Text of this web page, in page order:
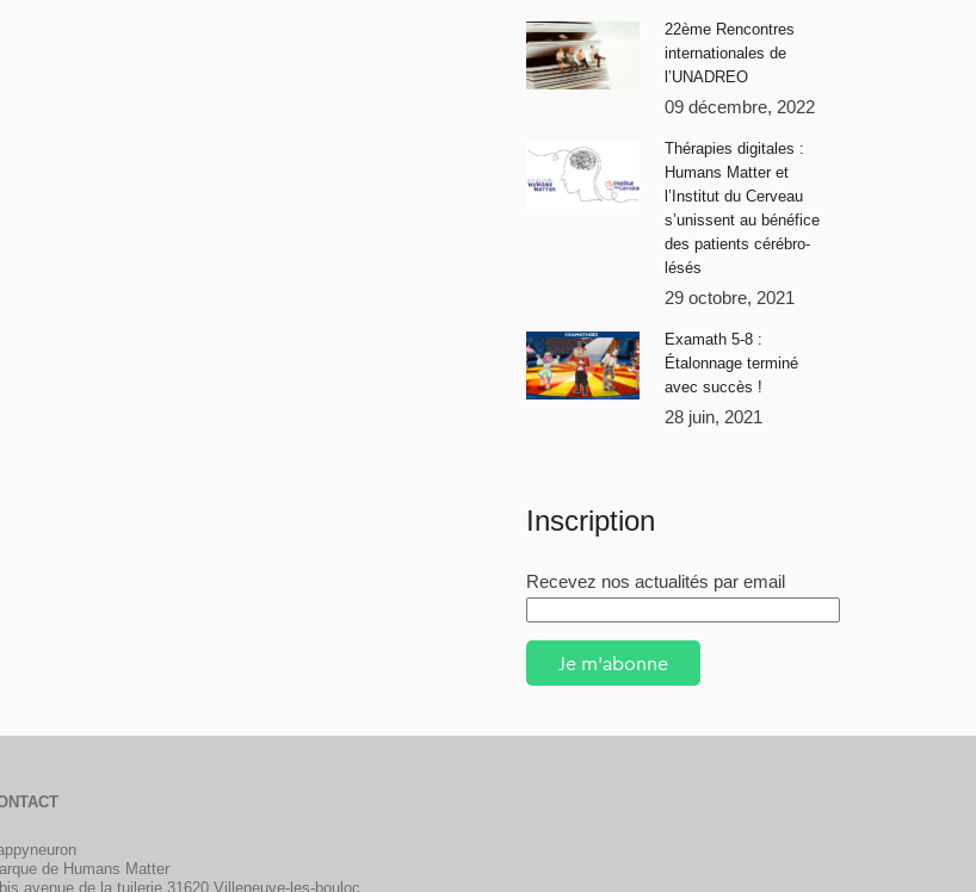
22ème Rencontres
internationales de
l’UNADREO
09 décembre, 2022
Thérapies digitales :
Humans Matter et
l’Institut du Cerveau
s’unissent au bénéfice
des patients cérébro-
lésés
29 octobre, 2021
Examath 5-8 :
Étalonnage terminé
avec succès !
28 juin, 2021
Inscription
Recevez nos actualités par email
Je m'abonne
de Humans Matter
avenue de la tuilerie 31620 Villeneuve-les-bouloc